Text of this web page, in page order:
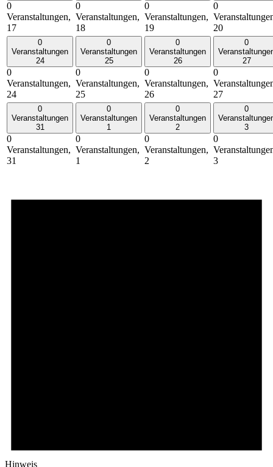
0
Veranstaltungen,
17
0
Veranstaltungen,
18
0
Veranstaltungen,
19
0
20
0
Veranstaltungen
24
0
Veranstaltungen,
24
0
Veranstaltungen
25
0
Veranstaltungen,
25
0
Veranstaltungen
26
0
Veranstaltungen,
26
0
27
0
27
0
Veranstaltungen
31
0
Veranstaltungen,
31
0
Veranstaltungen
1
0
Veranstaltungen,
1
0
Veranstaltungen
2
0
Veranstaltungen,
2
0
3
0
3
Hinweis